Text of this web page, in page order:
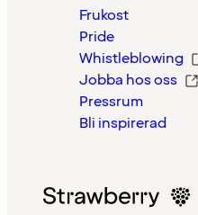
Frukost
Pride
Whistleblowing
Jobba hos oss
Pressrum
Bli inspirerad